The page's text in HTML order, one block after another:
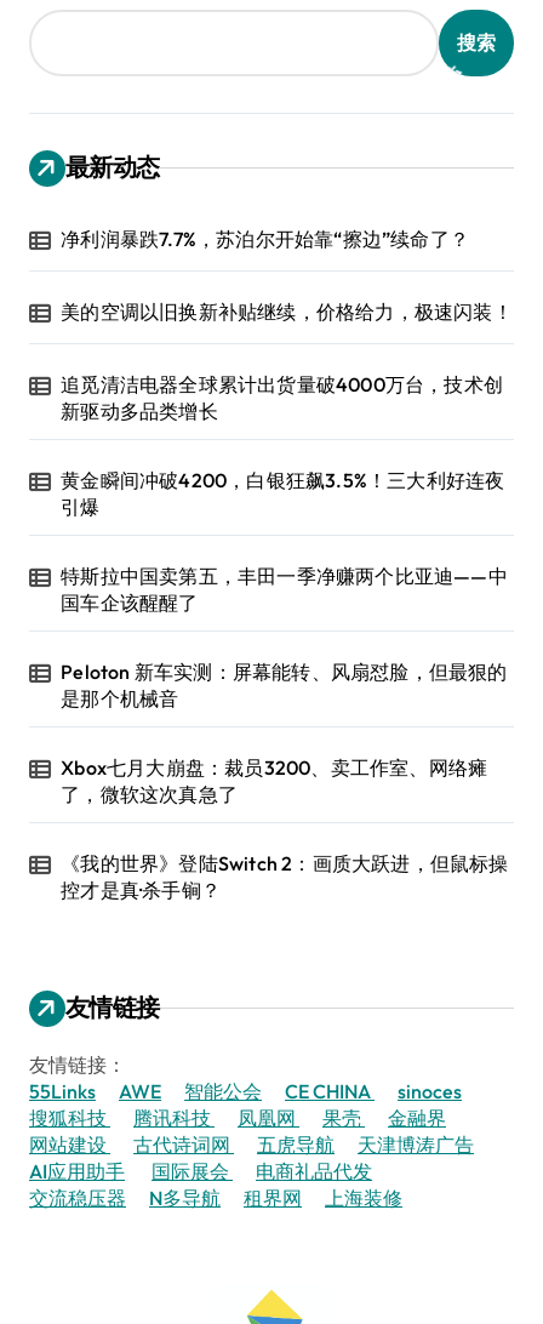
搜索
最新动态
净利润暴跌7.7%，苏泊尔开始靠“擦边”续命了？
美的空调以旧换新补贴继续，价格给力，极速闪装！
追觅清洁电器全球累计出货量破4000万台，技术创
新驱动多品类增长
黄金瞬间冲破4200，白银狂飙3.5%！三大利好连夜
引爆
特斯拉中国卖第五，丰田一季净赚两个比亚迪——中
国车企该醒醒了
Peloton 新车实测：屏幕能转、风扇怼脸，但最狠的
是那个机械音
Xbox七月大崩盘：裁员3200、卖工作室、网络瘫
了，微软这次真急了
《我的世界》登陆Switch 2：画质大跃进，但鼠标操
控才是真·杀手锏？
友情链接
友情链接：
55Links
AWE 智能公会 CE CHINA
sinoces
搜狐科技
腾讯科技 凤凰网 果壳
金融界
网站建设
古代诗词网 五虎导航
天津博涛广告
AI应用助手
国际展会
电商礼品代发
交流稳压器
N多导航 租界网 上海装修